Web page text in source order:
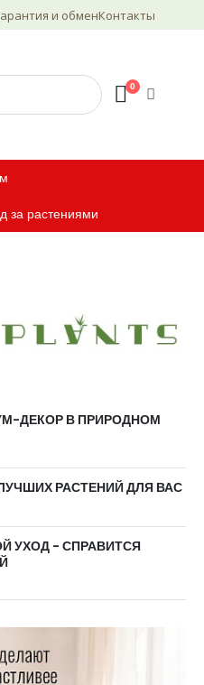
и обменКонтакты
0
за растениями
ДЕКОР В ПРИРОДНОМ
РАСТЕНИЙ ДЛЯ ВАС
УХОД - СПРАВИТСЯ